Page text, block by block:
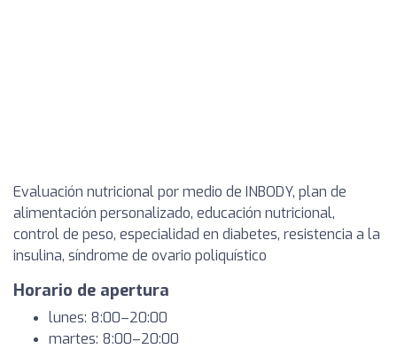
Evaluación nutricional por medio de INBODY, plan de
alimentación personalizado, educación nutricional,
control de peso, especialidad en diabetes, resistencia a la
insulina, síndrome de ovario poliquístico
Horario de apertura
lunes: 8:00–20:00
martes: 8:00–20:00